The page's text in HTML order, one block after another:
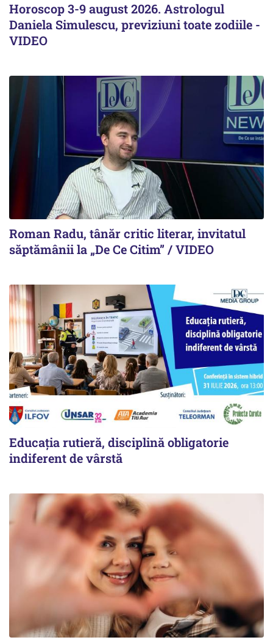
Horoscop 3-9 august 2026. Astrologul
Daniela Simulescu, previziuni toate zodiile -
VIDEO
Roman Radu, tânăr critic literar, invitatul
săptămânii la „De Ce Citim” / VIDEO
Educația rutieră, disciplină obligatorie
indiferent de vârstă